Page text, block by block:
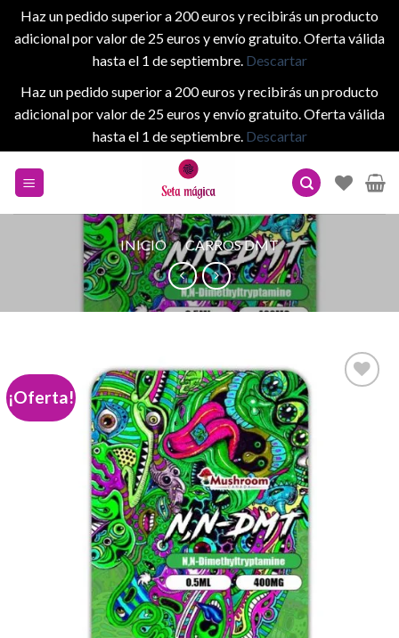
Haz un pedido superior a 200 euros y recibirás un producto
adicional por valor de 25 euros y envío gratuito. Oferta válida
hasta el 1 de septiembre. Descartar
Haz un pedido superior a 200 euros y recibirás un producto
adicional por valor de 25 euros y envío gratuito. Oferta válida
hasta el 1 de septiembre. Descartar
INICIO / CARROS DMT
¡Oferta!